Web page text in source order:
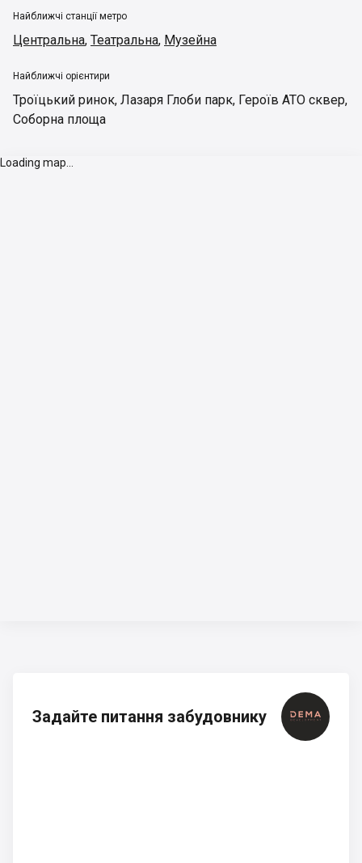
Найближчі станції метро
Центральна, Театральна, Музейна
Найближчі орієнтири
Троїцький ринок, Лазаря Глоби парк, Героїв АТО сквер,
Соборна площа
Loading map...
Задайте питання забудовнику